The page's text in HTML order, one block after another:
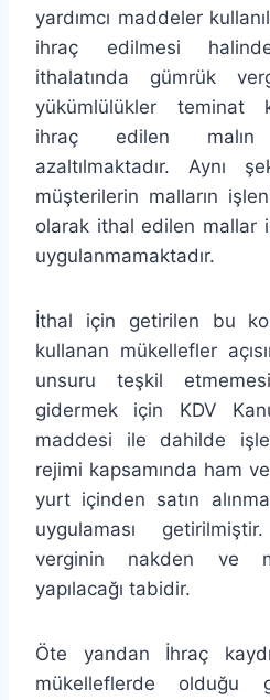
yardımcı maddeler
ihraç edilmesi
ithalatında gümrük
yükümlülükler teminat
ihraç edilen
azaltılmaktadır. Aynı
müşterilerin malların
olarak ithal edilen mallar
uygulanmamaktadır.
İthal için getirilen bu
kullanan mükellefler
unsuru teşkil
gidermek için KDV
maddesi ile dahilde
rejimi kapsamında ham
yurt içinden satın
uygulaması
verginin nakden ve
yapılacağı tabidir.
Öte yandan İhraç
mükelleflerde olduğu